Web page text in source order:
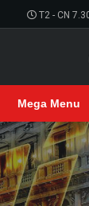
T2 - CN
Mega Menu